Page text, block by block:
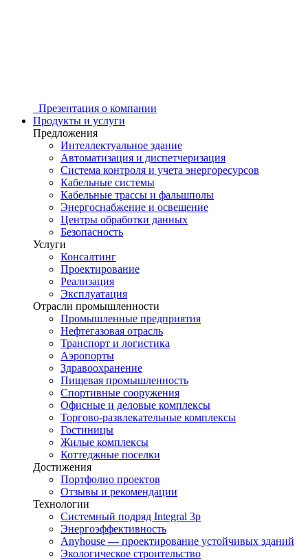
Презентация о компании
Продукты и услуги
Предложения
Интеллектуальное здание
Автоматизация и диспетчеризация
Система контроля и учета энергоресурсов
Кабельные системы
Кабельные трассы и фальшполы
Энергоснабжение и освещение
Центры обработки данных
Безопасность
Услуги
Консалтинг
Проектирование
Реализация
Эксплуатация
Отрасли промышленности
Промышленные предприятия
Нефтегазовая отрасль
Транспорт и логистика
Аэропорты
Здравоохранение
Пищевая промышленность
Спортивные сооружения
Офисные и деловые комплексы
Торгово-развлекательные комплексы
Гостиницы
Жилые комплексы
Коттеджные поселки
Достижения
Портфолио проектов
Отзывы и рекомендации
Технологии
Системный подряд Integral 3p
Энергоэффективность
Anyhouse — проектирование устойчивых зданий
Экологическое строительство